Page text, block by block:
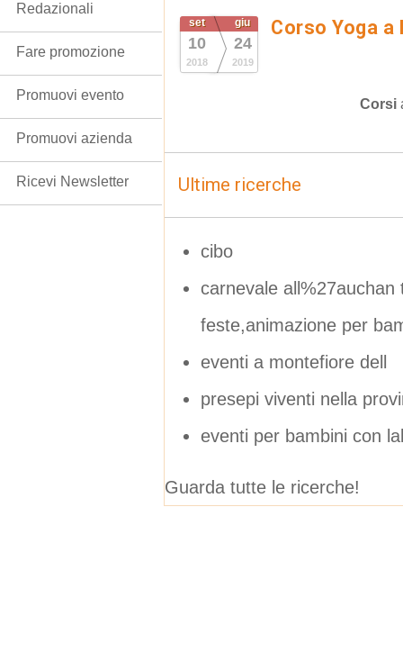
set
10
2018
giu
24
2019
Corso Yoga
Corsi
Ultime ricerche
cibo
carnevale
feste,animazione per
eventi a montefiore dell
presepi viventi nella
eventi per bambini con
Guarda tutte le ricerche!
Redazionali
Fare promozione
Promuovi evento
Promuovi azienda
Ricevi Newsletter